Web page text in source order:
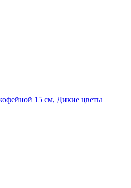
15 см, Дикие цветы